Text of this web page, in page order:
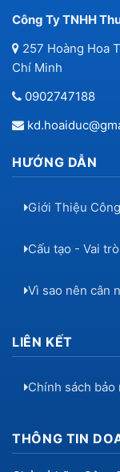
Công Ty TNHH
257 Hoàng Hoa
Chí Minh
0902747188
HƯỚNG DẪN
Giới Thiệu
Cấu tạo - Vai
Vì sao nên cân
LIÊN KẾT
Chính sách bảo
THÔNG TIN